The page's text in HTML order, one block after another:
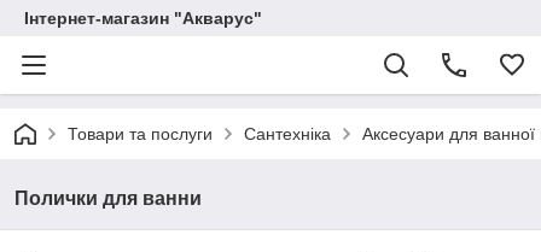
Інтернет-магазин "Акварус"
Товари та послуги Сантехніка Аксесуари для ванної
Полички для ванни